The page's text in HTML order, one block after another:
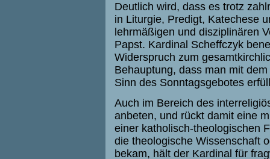
Deutlich wird, dass es trotz
in Liturgie, Predigt, Katechese
lehrmäßigen und disziplinären
Papst. Kardinal Scheffczyk
Widerspruch zum
Behauptung, dass man mit
Sinn des Sonntagsgebotes
Auch im Bereich des
anbeten, und rückt damit eine
einer katholisch-theologischen
die theologische Wissenschaft
bekam, hält der Kardinal für